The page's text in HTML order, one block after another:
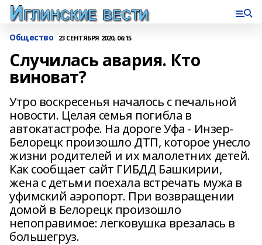
Общество 23 СЕНТЯБРЯ 2020, 06:15
Случилась авария. Кто
виноват?
Утро воскресенья началось с печальной
новости. Целая семья погибла в
автокатастрофе. На дороге Уфа - Инзер-
Белорецк произошло ДТП, которое унесло
жизни родителей и их малолетних детей.
Как сообщает сайт ГИБДД Башкирии,
жена с детьми поехала встречать мужа в
уфимский аэропорт. При возвращении
домой в Белорецк произошло
непоправимое: легковушка врезалась в
большегруз.